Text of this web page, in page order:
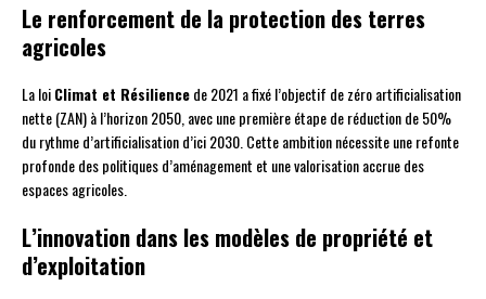
Le renforcement de la protection des terres
agricoles
La loiClimat et Résiliencede 2021 a fixé l’objectif de zéro artificialisation
nette (ZAN) à l’horizon 2050, avec une première étape de réduction de 50%
du rythme d’artificialisation d’ici 2030. Cette ambition nécessite une refonte
profonde des politiques d’aménagement et une valorisation accrue des
espaces agricoles.
L’innovation dans les modèles de propriété et
d’exploitation